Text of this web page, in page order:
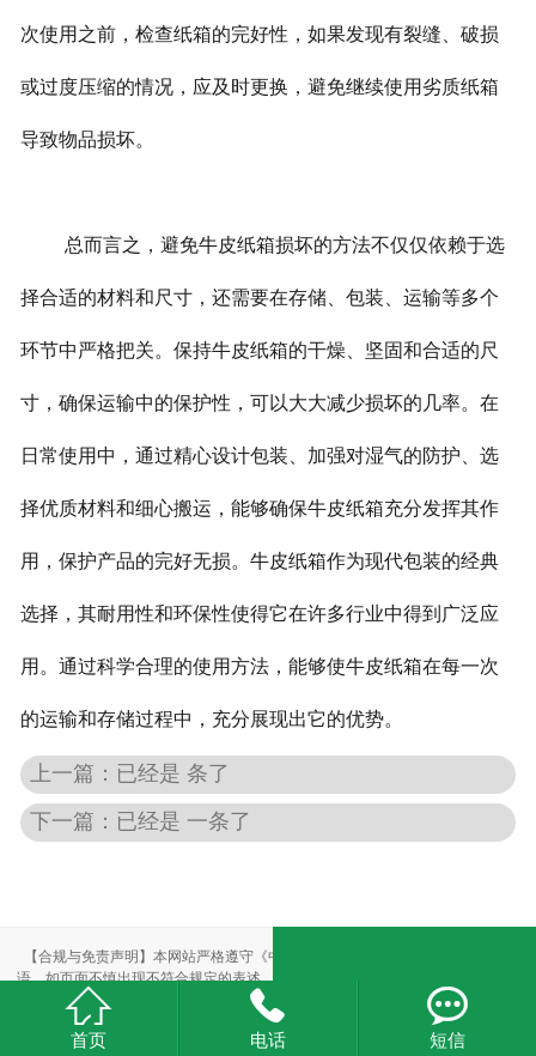
次使用之前，检查纸箱的完好性，如果发现有裂缝、破损
或过度压缩的情况，应及时更换，避免继续使用劣质纸箱
导致物品损坏。
总而言之，避免牛皮纸箱损坏的方法不仅仅依赖于选
择合适的材料和尺寸，还需要在存储、包装、运输等多个
环节中严格把关。保持牛皮纸箱的干燥、坚固和合适的尺
寸，确保运输中的保护性，可以大大减少损坏的几率。在
日常使用中，通过精心设计包装、加强对湿气的防护、选
择优质材料和细心搬运，能够确保牛皮纸箱充分发挥其作
用，保护产品的完好无损。牛皮纸箱作为现代包装的经典
选择，其耐用性和环保性使得它在许多行业中得到广泛应
用。通过科学合理的使用方法，能够使牛皮纸箱在每一次
的运输和存储过程中，充分展现出它的优势。
上一篇：已经是 条了
下一篇：已经是 一条了

首页

电话

短信
【合规与免责声明】本网站严格遵守《中华人民共和国广告法》，尽力规范用
语。如页面不慎出现不符合规定的表述，敬请联系我们，将立即更正；相关内容
仅供参考，不构成交易依据。
本站部分素材来自网络，如有侵权，请联系删除。